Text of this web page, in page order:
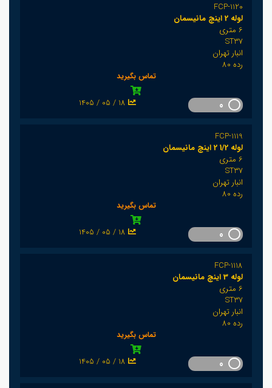
FCP-1120
لوله 2 اینچ مانیسمان
6 متری
ST37
انبار تهران
رده 80
تماس بگیرید
1405 / 05 / 18
FCP-1119
لوله 1/2 2 اینچ مانیسمان
6 متری
ST37
انبار تهران
رده 80
تماس بگیرید
1405 / 05 / 18
FCP-1118
لوله 3 اینچ مانیسمان
6 متری
ST37
انبار تهران
رده 80
تماس بگیرید
1405 / 05 / 18